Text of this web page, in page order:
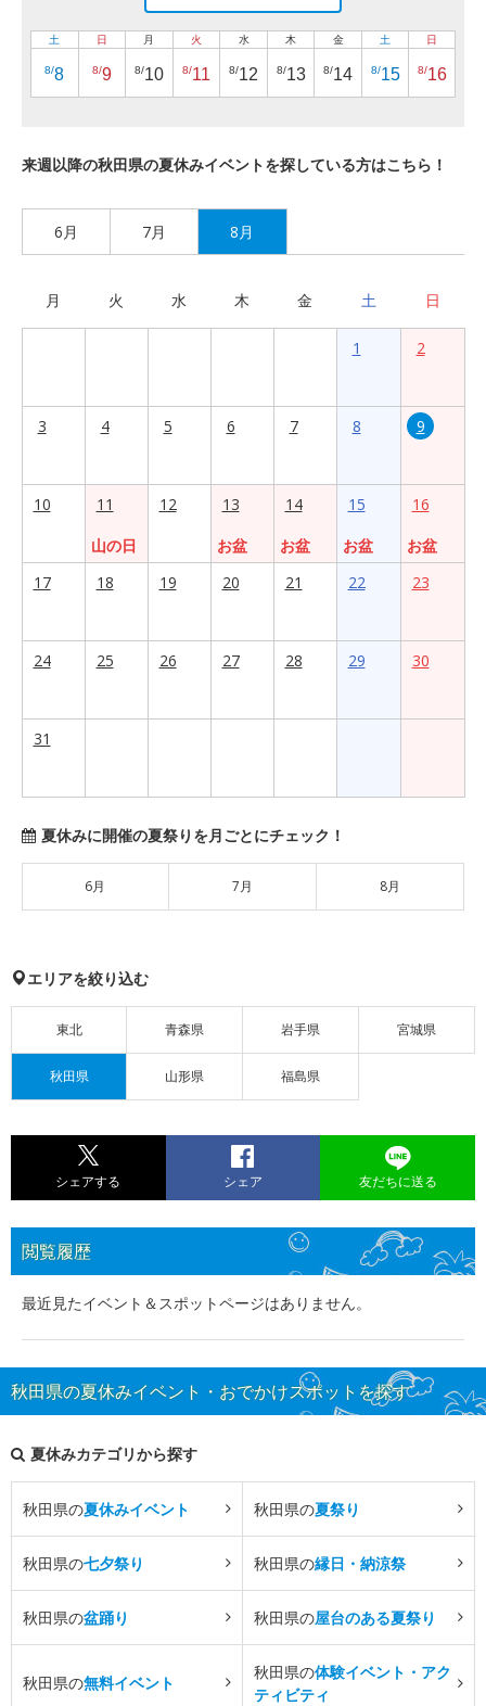
土
8/8
日
8/9
月
8/10
火
8/11
水
8/12
木
8/13
金
8/14
土
8/15
日
8/16
来週以降の秋田県の夏休みイベントを探している方はこちら！
6月 7月 8月
月 火 水 木 金 土 日
1 2
3 4 5 6 7 8 9
10
11
山の日
12
13
お盆
14
お盆
15
お盆
16
お盆
17
18 19 20 21 22 23
24 25 26 27 28 29 30
31
夏休みに開催の夏祭りを月ごとにチェック！
6月 7月 8月
エリアを絞り込む
東北 青森県 岩手県 宮城県
秋田県 山形県 福島県
シェアする シェア 友だちに送る
閲覧履歴
最近見たイベント＆スポットページはありません。
秋田県の夏休みイベント・おでかけスポットを探す
夏休みカテゴリから探す
秋田県の夏休みイベント 秋田県の夏祭り
秋田県の七夕祭り 秋田県の縁日・納涼祭
秋田県の盆踊り 秋田県の屋台のある夏祭り
秋田県の無料イベント
秋田県の体験イベント・アク
ティビティ